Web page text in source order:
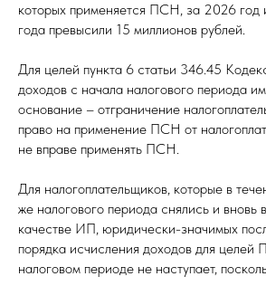
которых применяется ПСН, за 2026 год
года превысили 15 миллионов рублей.
Для целей пункта 6 статьи 346.45
доходов с начала налогового периода
основание – отграничение
право на применение ПСН от
не вправе применять ПСН.
Для налогоплательщиков, которые в
же налогового периода снялись и вновь
качестве ИП, юридически-значимых
порядка исчисления доходов для
налоговом периоде не наступает,